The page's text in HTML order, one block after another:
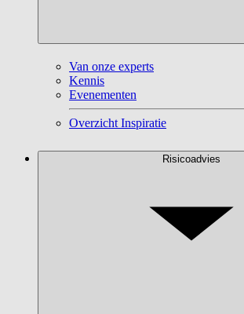
Van onze experts
Kennis
Evenementen
Overzicht Inspiratie
Risicoadvies